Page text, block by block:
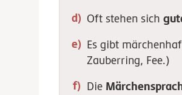
Oft stehen sich
Es gibt
Zauberring, Fee.)
Die